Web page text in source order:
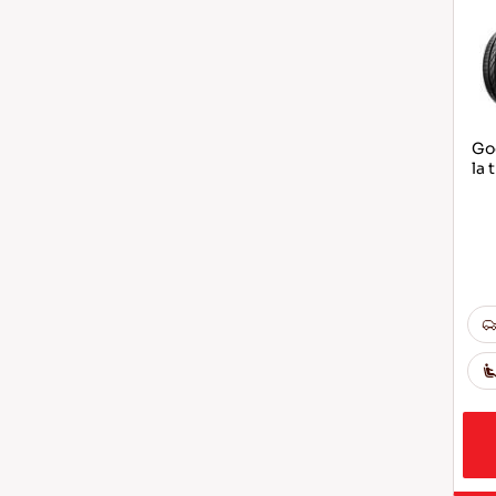
la